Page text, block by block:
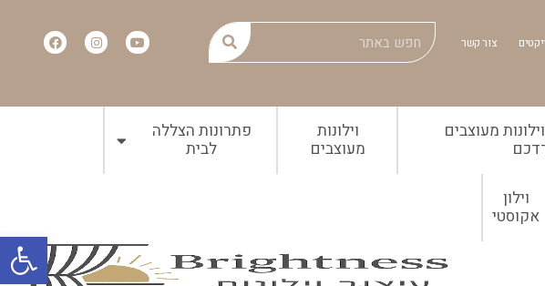
צור קשר
מעוצבים
וילונות
מעוצבים
פתרונות הצללה
לבית
וילון
אקוסטי